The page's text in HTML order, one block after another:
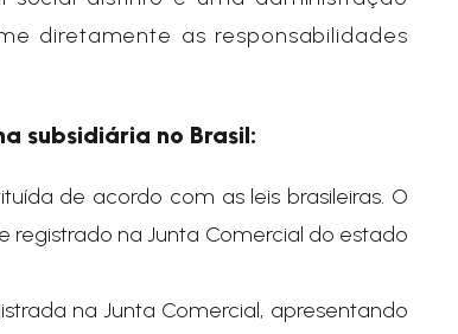
diretamente as responsabilidades
subsidiária no Brasil:
de acordo com as leis brasileiras. O
na Junta Comercial do estado
na Junta Comercial, apresentando